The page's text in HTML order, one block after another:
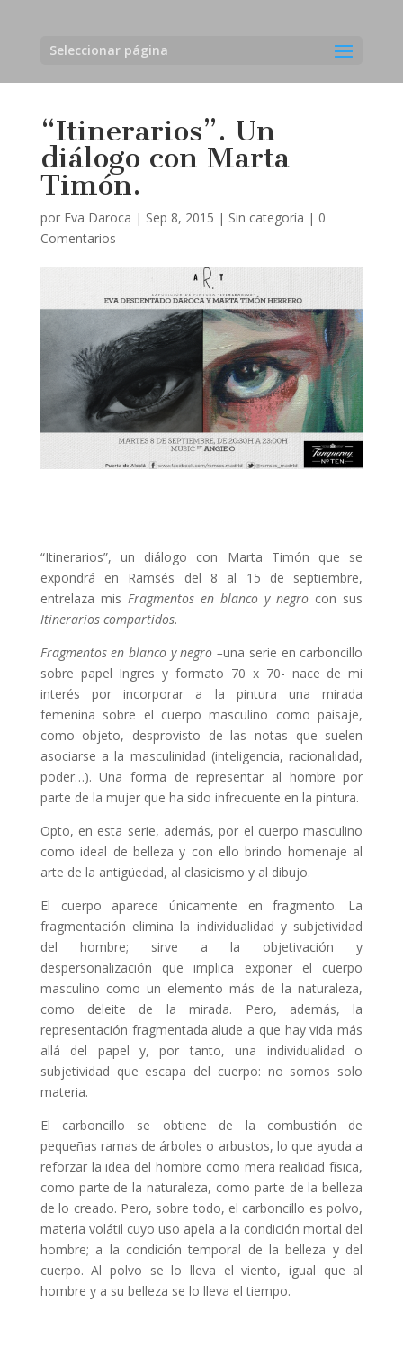
Seleccionar página
“Itinerarios”. Un
diálogo con Marta
Timón.
por Eva Daroca | Sep 8, 2015 | Sin categoría | 0
Comentarios
“Itinerarios”, un diálogo con Marta Timón que se
expondrá en Ramsés del 8 al 15 de septiembre,
entrelaza mis Fragmentos en blanco y negro con sus
Itinerarios compartidos.
Fragmentos en blanco y negro –una serie en carboncillo
sobre papel Ingres y formato 70 x 70- nace de mi
interés por incorporar a la pintura una mirada
femenina sobre el cuerpo masculino como paisaje,
como objeto, desprovisto de las notas que suelen
asociarse a la masculinidad (inteligencia, racionalidad,
poder…). Una forma de representar al hombre por
parte de la mujer que ha sido infrecuente en la pintura.
Opto, en esta serie, además, por el cuerpo masculino
como ideal de belleza y con ello brindo homenaje al
arte de la antigüedad, al clasicismo y al dibujo.
El cuerpo aparece únicamente en fragmento. La
fragmentación elimina la individualidad y subjetividad
del hombre; sirve a la objetivación y
despersonalización que implica exponer el cuerpo
masculino como un elemento más de la naturaleza,
como deleite de la mirada. Pero, además, la
representación fragmentada alude a que hay vida más
allá del papel y, por tanto, una individualidad o
subjetividad que escapa del cuerpo: no somos solo
materia.
El carboncillo se obtiene de la combustión de
pequeñas ramas de árboles o arbustos, lo que ayuda a
reforzar la idea del hombre como mera realidad física,
como parte de la naturaleza, como parte de la belleza
de lo creado. Pero, sobre todo, el carboncillo es polvo,
materia volátil cuyo uso apela a la condición mortal del
hombre; a la condición temporal de la belleza y del
cuerpo. Al polvo se lo lleva el viento, igual que al
hombre y a su belleza se lo lleva el tiempo.